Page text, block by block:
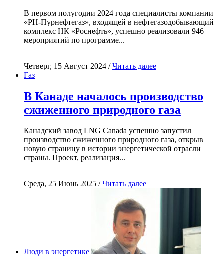
В первом полугодии 2024 года специалисты компании
«РН-Пурнефтегаз», входящей в нефтегазодобывающий
комплекс НК «Роснефть», успешно реализовали 946
мероприятий по программе...
Четверг, 15 Август 2024 /Читать далее
Газ
В Канаде началось производство
сжиженного природного газа
Канадский завод LNG Canada успешно запустил
производство сжиженного природного газа, открыв
новую страницу в истории энергетической отрасли
страны. Проект, реализация...
Среда, 25 Июнь 2025 /Читать далее
Люди в энергетике